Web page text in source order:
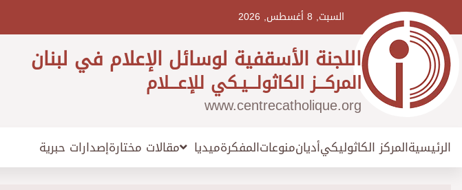
السبت, 8 أغسطس, 2026
اللجنة الأسقفية لوسائل الإعلام في لبنان
المركـــز الكاثولـــيـكي للإعـــلام
www.centrecatholique.org
الرئيسيةالمركز الكاثوليكيأديانمنوعاتالمفكرةميديا مقالات مختارةإصدارات حبرية